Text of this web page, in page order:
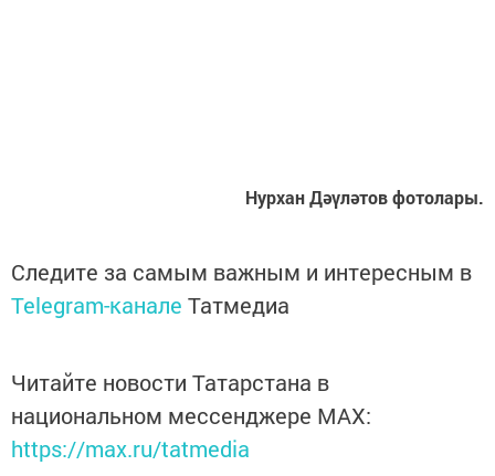
Нурхан Дәүләтов фотолары.
Следите за самым важным и интересным в
Telegram-канале Татмедиа
Читайте новости Татарстана в
национальном мессенджере MАХ:
https://max.ru/tatmedia